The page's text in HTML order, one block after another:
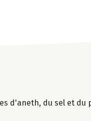
d'aneth, du sel et du